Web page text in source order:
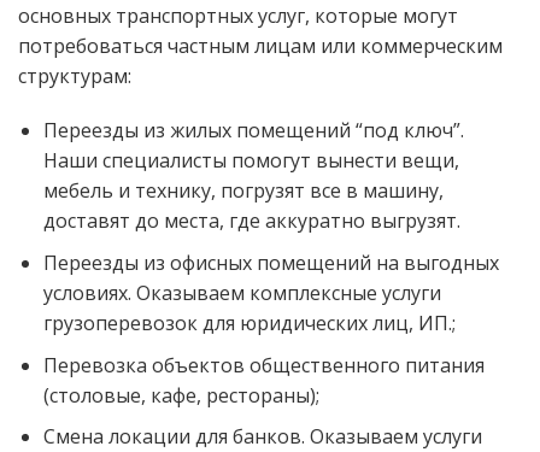
основных транспортных услуг, которые могут
потребоваться частным лицам или коммерческим
структурам:
Переезды из жилых помещений “под ключ”.
Наши специалисты помогут вынести вещи,
мебель и технику, погрузят все в машину,
доставят до места, где аккуратно выгрузят.
Переезды из офисных помещений на выгодных
условиях. Оказываем комплексные услуги
грузоперевозок для юридических лиц, ИП.;
Перевозка объектов общественного питания
(столовые, кафе, рестораны);
Смена локации для банков. Оказываем услуги